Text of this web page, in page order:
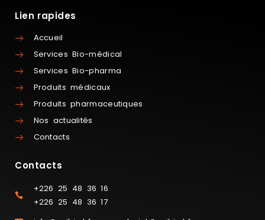
Lien rapides
Accueil
Services Bio-médical
Services Bio-pharma
Produits médicaux
Produits pharmaceutiques
Nos actualités
Contacts
Contacts
+226 25 48 36 16
+226 25 48 36 17